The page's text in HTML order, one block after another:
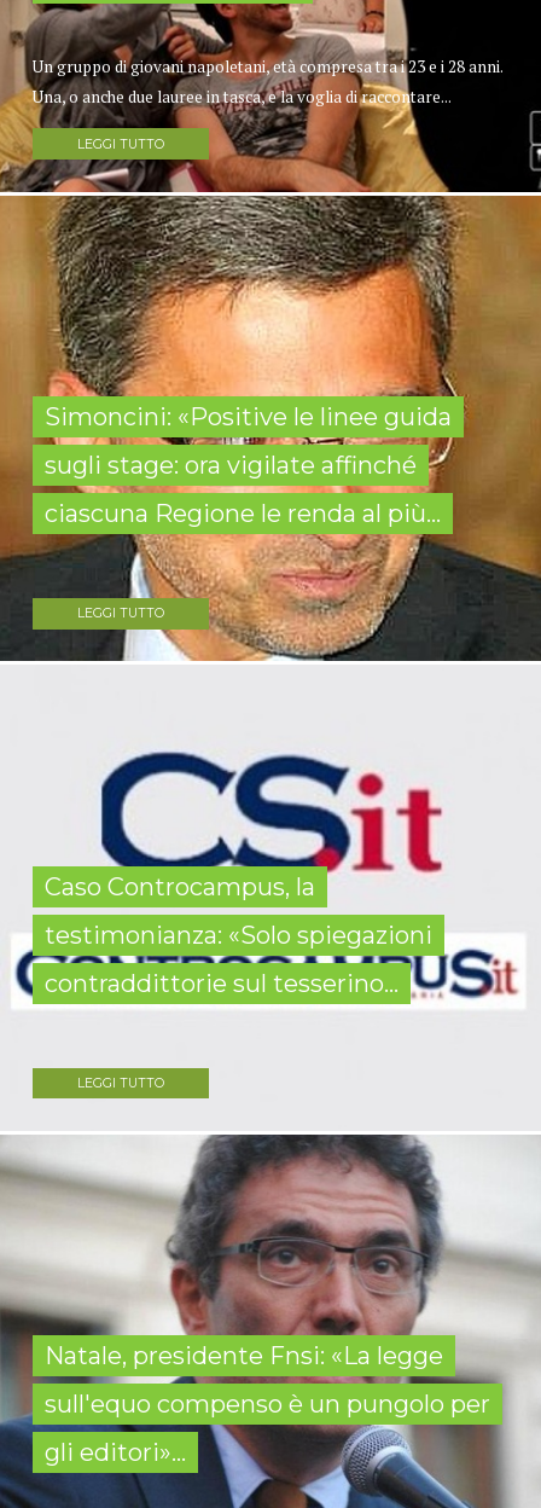
Un gruppo di giovani napoletani, età compresa tra i 23 e i 28 anni.
Una, o anche due lauree in tasca, e la voglia di raccontare...
LEGGI TUTTO
Simoncini: «Positive le linee guida
sugli stage: ora vigilate affinché
ciascuna Regione le renda al più...
LEGGI TUTTO
Caso Controcampus, la
testimonianza: «Solo spiegazioni
contraddittorie sul tesserino...
LEGGI TUTTO
Natale, presidente Fnsi: «La legge
sull'equo compenso è un pungolo per
gli editori»...